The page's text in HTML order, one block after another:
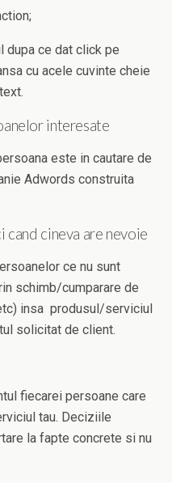
dupa ce dat click pe
cu acele cuvinte cheie
interesate
este in cautare de
Adwords construita
cand cineva are nevoie
ce nu sunt
schimb/cumparare de
insa produsul/serviciul
solicitat de client.
fiecarei persoane care
tau. Deciziile
la fapte concrete si nu